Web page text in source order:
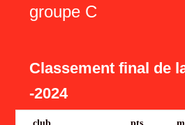
groupe C
Classement final de
-2024